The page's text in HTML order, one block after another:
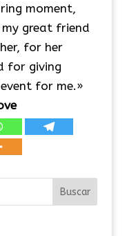
moment,
great friend
for her
for giving
for me.»